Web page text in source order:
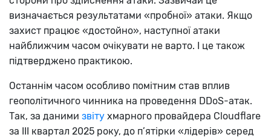
визначається результатами «пробної» атаки. Якщо
захист працює «достойно», наступної атаки
найближчим часом очікувати не варто. І це також
підтверджено практикою.
Останнім часом особливо помітним став вплив
геополітичного чинника на проведення DDoS-атак.
Так, за даними звіту хмарного провайдера Cloudflare
за III квартал 2025 року, до п’ятірки «лідерів» серед